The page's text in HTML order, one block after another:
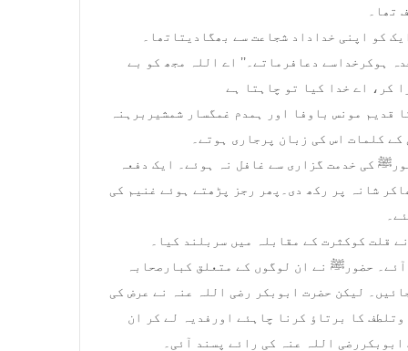
تھا۔
کو اپنی خداداد شجاعت سے بھگادیتاتھا۔
ہوکرخداسے دعافرماتے۔’’ اے اللہ مجھ کو بے
مونس باوفا اور ہمدم غمگسار شمشیربرہنہ
کلمات اس کی زبان پرجاری ہوتے۔
شانہ پر رکھ دی۔پھر رجز پڑھتے ہوئے غنیم کی
قلت کوکثرت کے مقابلہ میں سربلند کیا۔
کے علاوہ تقریباً ستر 70قیدی ہاتھ آئے۔ حضورﷺ نے ان لوگوں کے متعلق کبارصحابہ
لیکن حضرت ابوبکر رضی اللہ عنہ نے عرض کی
کا برتاؤ کرنا چاہئے اورفدیہ لے کر ان
اللہ عنہ کی رائے پسند آئی۔